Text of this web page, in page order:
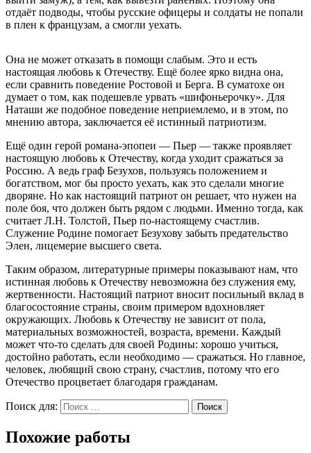
отдаёт подводы, чтобы русские офицеры и солдаты не попали
в плен к французам, а смогли уехать.
Она не может отказать в помощи слабым. Это и есть
настоящая любовь к Отечеству. Ещё более ярко видна она,
если сравнить поведение Ростовой и Берга. В суматохе он
думает о том, как подешевле урвать «шифоньерочку». Для
Наташи же подобное поведение неприемлемо, и в этом, по
мнению автора, заключается её истинный патриотизм.
Ещё один герой романа-эпопеи — Пьер — также проявляет
настоящую любовь к Отечеству, когда уходит сражаться за
Россию. А ведь граф Безухов, пользуясь положением и
богатством, мог бы просто уехать, как это сделали многие
дворяне. Но как настоящий патриот он решает, что нужен на
поле боя, что должен быть рядом с людьми. Именно тогда, как
считает Л.Н. Толстой, Пьер по-настоящему счастлив.
Служение Родине помогает Безухову забыть предательство
Элен, лицемерие высшего света.
Таким образом, литературные примеры показывают нам, что
истинная любовь к Отечеству невозможна без служения ему,
жертвенности. Настоящий патриот вносит посильный вклад в
благосостояние страны, своим примером вдохновляет
окружающих. Любовь к Отечеству не зависит от пола,
материальных возможностей, возраста, времени. Каждый
может что-то сделать для своей Родины: хорошо учиться,
достойно работать, если необходимо — сражаться. Но главное,
человек, любящий свою страну, счастлив, потому что его
Отечество процветает благодаря гражданам.
Поиск для: Поиск
Похожие работы